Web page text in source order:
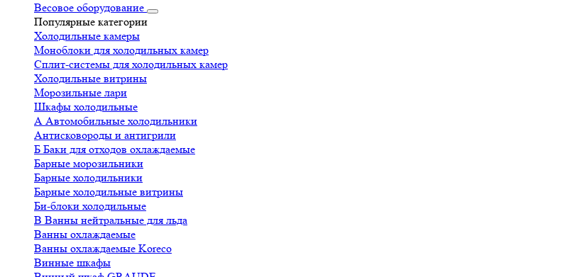
Весовое оборудование
Популярные категории
Холодильные камеры
Моноблоки для холодильных камер
Сплит-системы для холодильных камер
Холодильные витрины
Морозильные лари
Шкафы холодильные
А Автомобильные холодильники
Антисковороды и антигрили
Б Баки для отходов охлаждаемые
Барные морозильники
Барные холодильники
Барные холодильные витрины
Би-блоки холодильные
В Ванны нейтральные для льда
Ванны охлаждаемые
Ванны охлаждаемые Koreco
Винные шкафы